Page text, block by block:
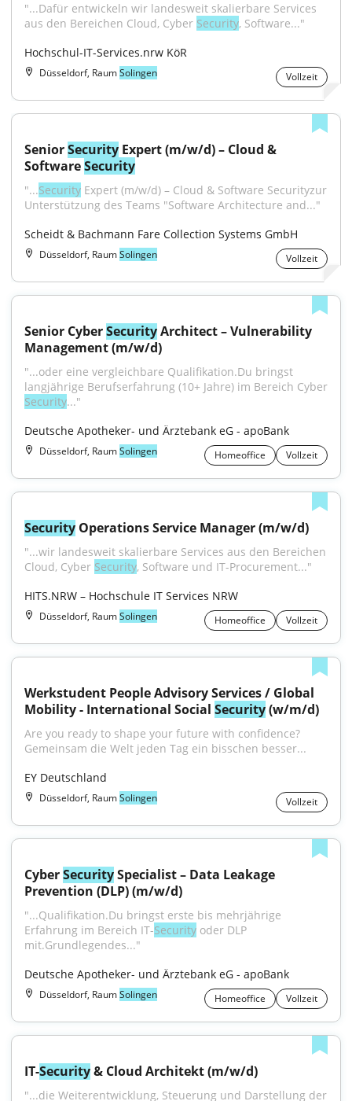
"...Dafür entwickeln wir landesweit skalierbare Services
aus den Bereichen Cloud, Cyber Security, Software..."
Hochschul-IT-Services.nrw KöR
Düsseldorf, RaumSolingen Vollzeit
Senior Security Expert (m/w/d) – Cloud &
Software Security
"...Security Expert (m/w/d) – Cloud & Software Securityzur
Unterstützung des Teams "Software Architecture and..."
Scheidt & Bachmann Fare Collection Systems GmbH
Düsseldorf, RaumSolingen Vollzeit
Senior Cyber Security Architect – Vulnerability
Management (m/w/d)
"...oder eine vergleichbare Qualifikation.Du bringst
Security..."
Deutsche Apotheker- und Ärztebank eG - apoBank
Düsseldorf, RaumSolingen Homeoffice Vollzeit
Security Operations Service Manager (m/w/d)
"...wir landesweit skalierbare Services aus den Bereichen
Cloud, Cyber Security, Software und IT-Procurement..."
HITS.NRW – Hochschule IT Services NRW
Düsseldorf, RaumSolingen Homeoffice Vollzeit
Werkstudent People Advisory Services / Global
Mobility - International Social Security (w/m/d)
Are you ready to shape your future with confidence?
Gemeinsam die Welt jeden Tag ein bisschen besser...
EY Deutschland
Düsseldorf, RaumSolingen Vollzeit
Cyber Security Specialist – Data Leakage
Prevention (DLP) (m/w/d)
"...Qualifikation.Du bringst erste bis mehrjährige
Erfahrung im Bereich IT-Security oder DLP
mit.Grundlegendes..."
Deutsche Apotheker- und Ärztebank eG - apoBank
Düsseldorf, RaumSolingen Homeoffice Vollzeit
IT-Security & Cloud Architekt (m/w/d)